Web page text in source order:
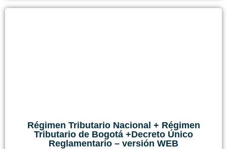
Régimen Tributario Nacional + Régimen
Tributario de Bogotá +Decreto Único
Reglamentario – versión WEB